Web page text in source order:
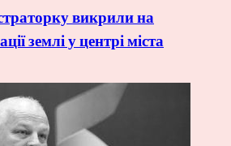
викрили на
землі у центрі міста